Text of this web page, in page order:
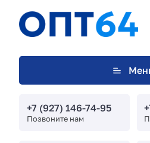
+7 (927) 146-74-95
Позвоните нам